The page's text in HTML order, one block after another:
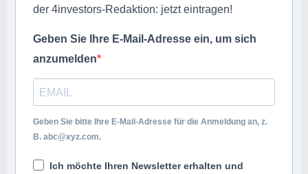
der 4investors-Redaktion: jetzt eintragen!
Geben Sie Ihre E-Mail-Adresse ein, um sich
anzumelden
Geben Sie bitte Ihre E-Mail-Adresse für die Anmeldung an, z.
B. abc@xyz.com.
Ich möchte Ihren Newsletter erhalten und